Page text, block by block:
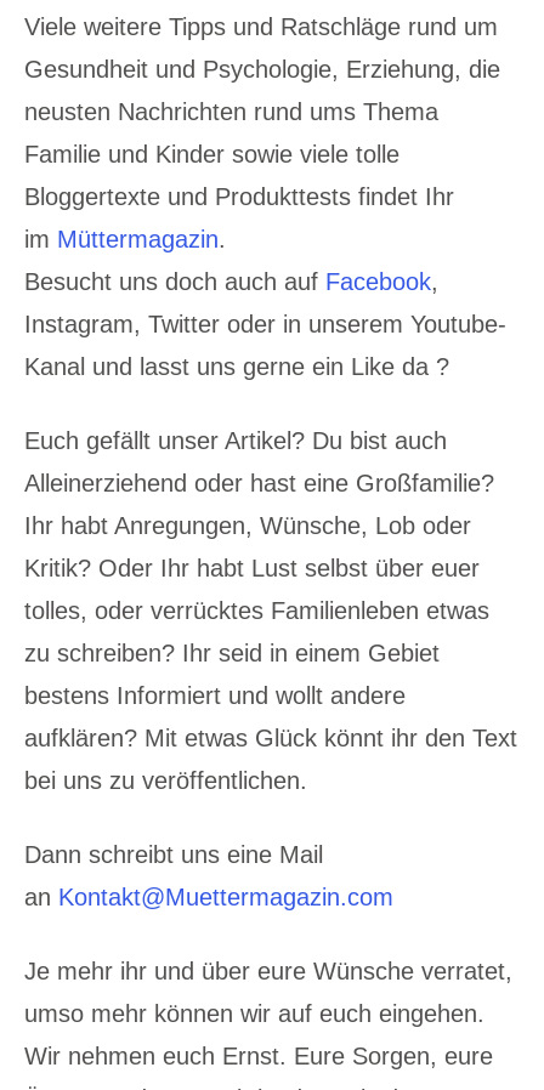
Viele weitere Tipps und Ratschläge rund um
Gesundheit und Psychologie, Erziehung, die
neusten Nachrichten rund ums Thema
Familie und Kinder sowie viele tolle
Bloggertexte und Produkttests findet Ihr
im Müttermagazin.
Besucht uns doch auch auf Facebook,
Instagram, Twitter oder in unserem Youtube-
Kanal und lasst uns gerne ein Like da ?
Euch gefällt unser Artikel? Du bist auch
Alleinerziehend oder hast eine Großfamilie?
Ihr habt Anregungen, Wünsche, Lob oder
Kritik? Oder Ihr habt Lust selbst über euer
tolles, oder verrücktes Familienleben etwas
zu schreiben? Ihr seid in einem Gebiet
bestens Informiert und wollt andere
aufklären? Mit etwas Glück könnt ihr den Text
bei uns zu veröffentlichen.
Dann schreibt uns eine Mail
an Kontakt@Muettermagazin.com
Je mehr ihr und über eure Wünsche verratet,
umso mehr können wir auf euch eingehen.
Wir nehmen euch Ernst. Eure Sorgen, eure